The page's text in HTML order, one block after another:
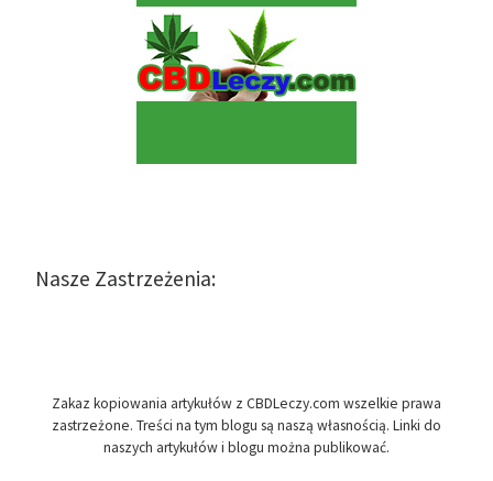
Nasze Zastrzeżenia:
Zakaz kopiowania artykułów z CBDLeczy.com wszelkie prawa
zastrzeżone. Treści na tym blogu są naszą własnością. Linki do
naszych artykułów i blogu można publikować.